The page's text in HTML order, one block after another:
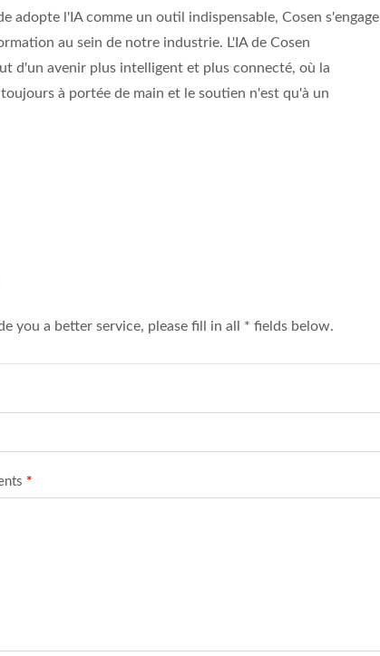
adopte l'IA comme un outil indispensable, Cosen s'engage
au sein de notre industrie. L'IA de Cosen
d'un avenir plus intelligent et plus connecté, où la
à portée de main et le soutien n'est qu'à un